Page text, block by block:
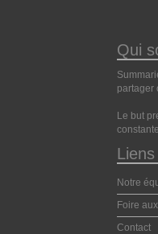
Qui
partager
Le but
Notre
Foire
Contact